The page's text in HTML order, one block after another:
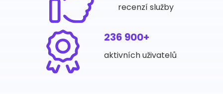
recenzí služby
236 900+
aktivních uživatelů